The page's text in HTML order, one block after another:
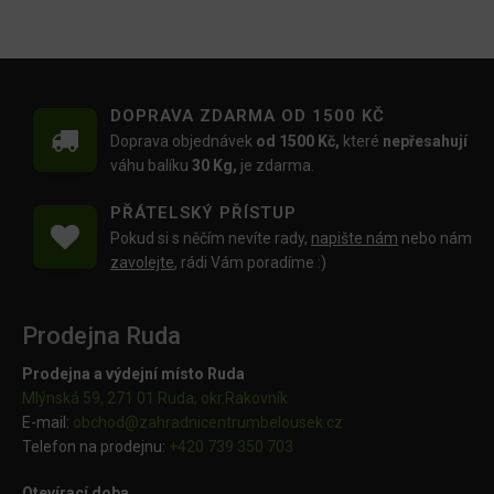
DOPRAVA ZDARMA OD 1500 KČ
Doprava objednávek od 1500 Kč, které nepřesahují
váhu balíku30 Kg, je zdarma.
PŘÁTELSKÝ PŘÍSTUP
Pokud si s něčím nevíte rady, napište nám nebo nám
zavolejte, rádi Vám poradíme :)
Prodejna Ruda
Prodejna a výdejní místo Ruda
Mlýnská 59, 271 01 Ruda, okr.Rakovník
E-mail: obchod@zahradnicentrumbelousek.cz
Telefon na prodejnu: +420 739 350 703